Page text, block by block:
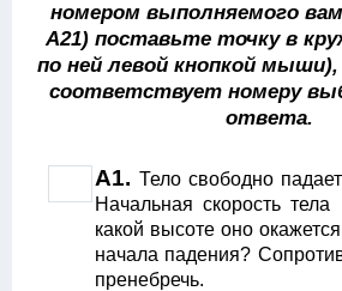
номером выполняемого
А21) поставьте точку в
по ней левой кнопкой
соответствует номеру
ответа.
А1.Тело свободно
Начальная скорость
какой высоте оно
начала падения?
пренебречь.